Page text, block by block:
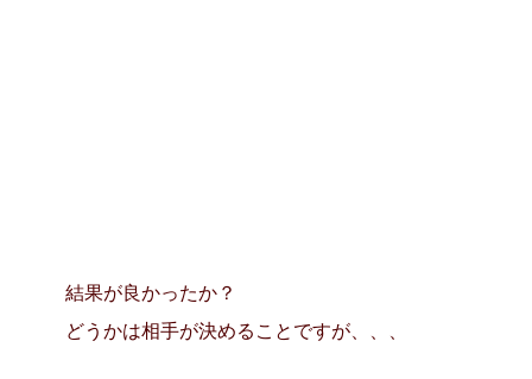
結果が良かったか？
どうかは相手が決めることですが、、、